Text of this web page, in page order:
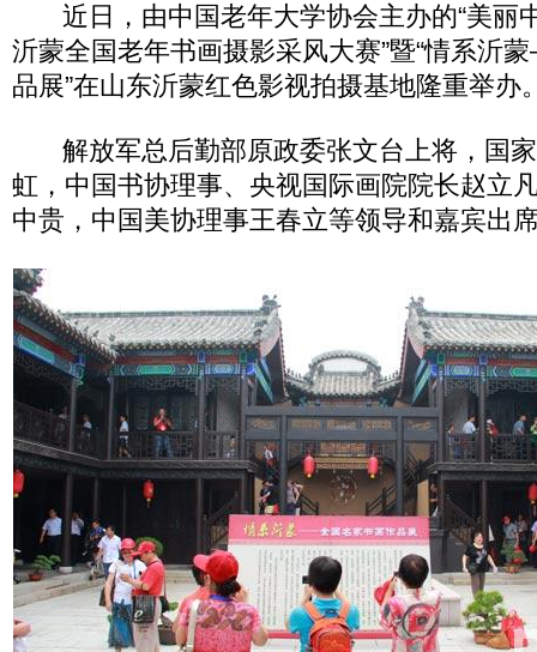
近日，由中国老年大学协会主办的“美丽
沂蒙全国老年书画摄影采风大赛”暨“情系沂
品展”在山东沂蒙红色影视拍摄基地隆重举办
解放军总后勤部原政委张文台上将，国家
虹，中国书协理事、央视国际画院院长赵立
中贵，中国美协理事王春立等领导和嘉宾出